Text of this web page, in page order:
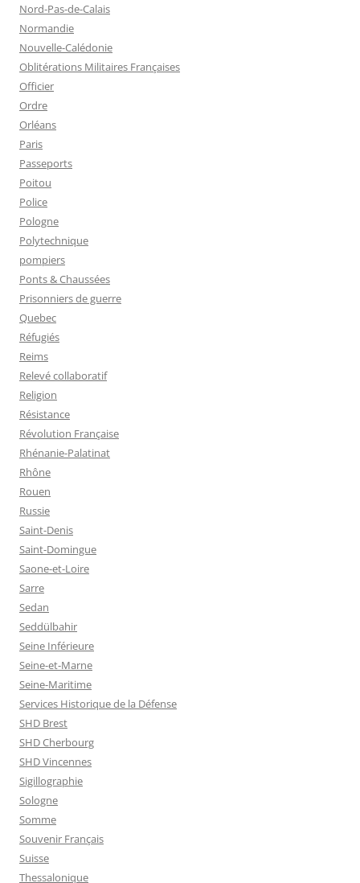
Nord-Pas-de-Calais
Normandie
Nouvelle-Calédonie
Oblitérations Militaires Françaises
Officier
Ordre
Orléans
Paris
Passeports
Poitou
Police
Pologne
Polytechnique
pompiers
Ponts & Chaussées
Prisonniers de guerre
Quebec
Réfugiés
Reims
Relevé collaboratif
Religion
Résistance
Révolution Française
Rhénanie-Palatinat
Rhône
Rouen
Russie
Saint-Denis
Saint-Domingue
Saone-et-Loire
Sarre
Sedan
Seddülbahir
Seine Inférieure
Seine-et-Marne
Seine-Maritime
Services Historique de la Défense
SHD Brest
SHD Cherbourg
SHD Vincennes
Sigillographie
Sologne
Somme
Souvenir Français
Suisse
Thessalonique